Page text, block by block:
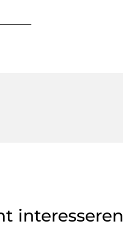
interesseren